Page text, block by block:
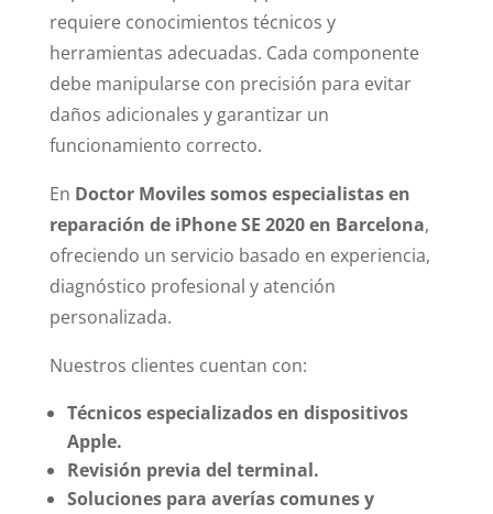
requiere conocimientos técnicos y
herramientas adecuadas. Cada componente
debe manipularse con precisión para evitar
daños adicionales y garantizar un
funcionamiento correcto.
En Doctor Moviles somos especialistas en
reparación de iPhone SE 2020 en Barcelona,
ofreciendo un servicio basado en experiencia,
diagnóstico profesional y atención
personalizada.
Nuestros clientes cuentan con:
Técnicos especializados en dispositivos
Apple.
Revisión previa del terminal.
Soluciones para averías comunes y